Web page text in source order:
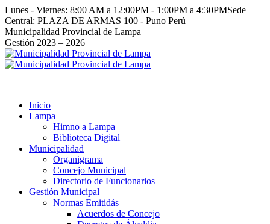
Saltar
al
contenido
Lunes - Viernes: 8:00 AM a 12:00PM - 1:00PM a 4:30PMSede
Central: PLAZA DE ARMAS 100 - Puno Perú
Facebook
page
opens
in
Instagram
page
opens
in
YouTube
page
opens
in
Twitter
page
opens
in
Municipalidad Provincial de Lampa
Gestión 2023 – 2026
Inicio
Lampa
Himno a Lampa
Biblioteca Digital
Municipalidad
Organigrama
Concejo Municipal
Directorio de Funcionarios
Gestión Municipal
Normas Emitidás
Acuerdos de Concejo